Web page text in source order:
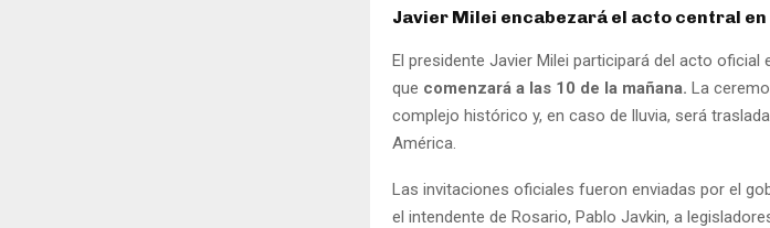
Javier Milei encabezará el acto central en
El presidente Javier Milei participará del acto oficial
que comenzará a las 10 de la mañana. La
complejo histórico y, en caso de lluvia, será
América.
Las invitaciones oficiales fueron enviadas por el
el intendente de Rosario, Pablo Javkin, a